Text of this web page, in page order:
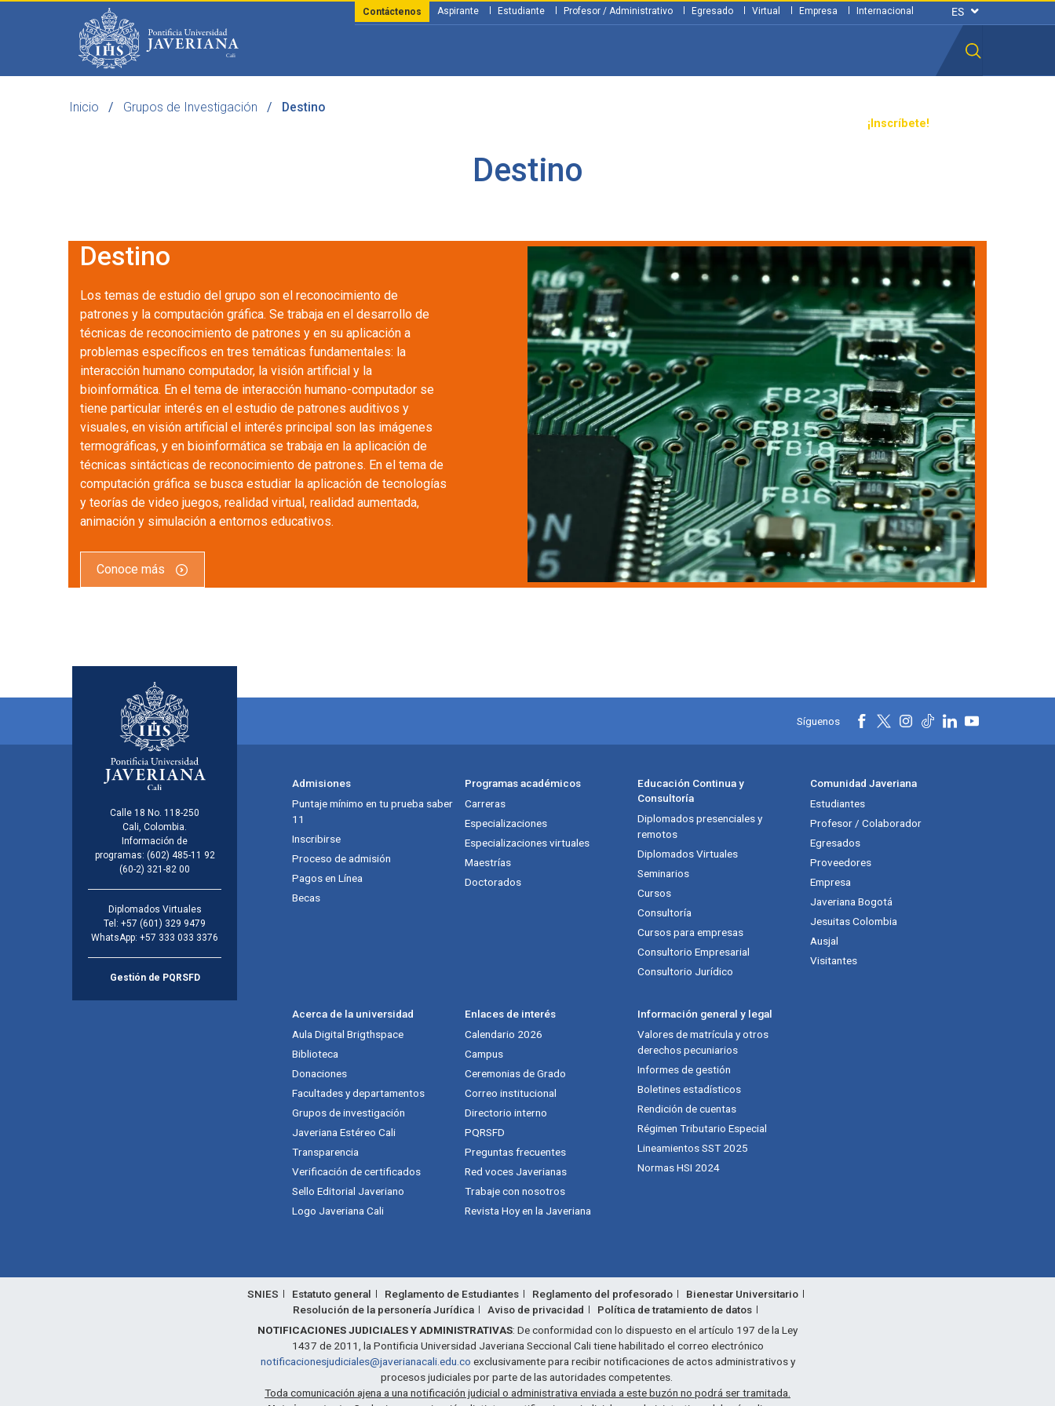
¡Inscríbete!
Aspirante Estudiante Profesor / Administrativo Egresado Virtual Empresa Internacional
Contáctenos
Inicio Grupos de Investigación Destino
Destino
Destino
Los temas de estudio del grupo son el reconocimiento de
patrones y la computación gráfica. Se trabaja en el desarrollo de
técnicas de reconocimiento de patrones y en su aplicación a
problemas específicos en tres temáticas fundamentales: la
interacción humano computador, la visión artificial y la
bioinformática. En el tema de interacción humano-computador se
tiene particular interés en el estudio de patrones auditivos y
visuales, en visión artificial el interés principal son las imágenes
termográficas, y en bioinformática se trabaja en la aplicación de
técnicas sintácticas de reconocimiento de patrones. En el tema de
computación gráfica se busca estudiar la aplicación de tecnologías
y teorías de video juegos, realidad virtual, realidad aumentada,
animación y simulación a entornos educativos.
Conoce más
Calle 18 No. 118-250
Cali, Colombia.
Información de
programas: (602) 485-11 92
(60-2) 321-82 00
Diplomados Virtuales
Tel: +57 (601) 329 9479
WhatsApp: +57 333 033 3376
Gestión de PQRSFD
Síguenos
Admisiones
Puntaje mínimo en tu prueba saber
11
Inscribirse
Proceso de admisión
Pagos en Línea
Becas
Programas académicos
Carreras
Especializaciones
Especializaciones virtuales
Maestrías
Doctorados
Educación Continua y
Consultoría
Diplomados presenciales y
remotos
Diplomados Virtuales
Seminarios
Cursos
Consultoría
Cursos para empresas
Consultorio Empresarial
Consultorio Jurídico
Comunidad Javeriana
Estudiantes
Profesor / Colaborador
Egresados
Proveedores
Empresa
Javeriana Bogotá
Jesuitas Colombia
Ausjal
Visitantes
Acerca de la universidad
Aula Digital Brigthspace
Biblioteca
Donaciones
Facultades y departamentos
Grupos de investigación
Javeriana Estéreo Cali
Transparencia
Verificación de certificados
Sello Editorial Javeriano
Logo Javeriana Cali
Enlaces de interés
Calendario 2026
Campus
Ceremonias de Grado
Correo institucional
Directorio interno
PQRSFD
Preguntas frecuentes
Red voces Javerianas
Trabaje con nosotros
Revista Hoy en la Javeriana
Información general y legal
Valores de matrícula y otros
derechos pecuniarios
Informes de gestión
Boletines estadísticos
Rendición de cuentas
Régimen Tributario Especial
Lineamientos SST 2025
Normas HSI 2024
SNIES Estatuto general Reglamento de Estudiantes Reglamento del profesorado
Bienestar Universitario
Resolución de la personería Jurídica
Aviso de privacidad
Política de tratamiento de datos
NOTIFICACIONES JUDICIALES Y ADMINISTRATIVAS: De conformidad con lo dispuesto en el artículo 197 de la Ley
1437 de 2011, la Pontificia Universidad Javeriana Seccional Cali tiene habilitado el correo electrónico
notificacionesjudiciales@javerianacali.edu.co exclusivamente para recibir notificaciones de actos administrativos y
procesos judiciales por parte de las autoridades competentes.
Toda comunicación ajena a una notificación judicial o administrativa enviada a este buzón no podrá ser tramitada.